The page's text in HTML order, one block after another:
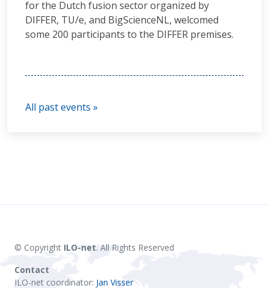
for the Dutch fusion sector organized by
DIFFER, TU/e, and BigScienceNL, welcomed
some 200 participants to the DIFFER premises.
All past events »
© Copyright ILO-net. All Rights Reserved
Contact
ILO-net coordinator: Jan Visser